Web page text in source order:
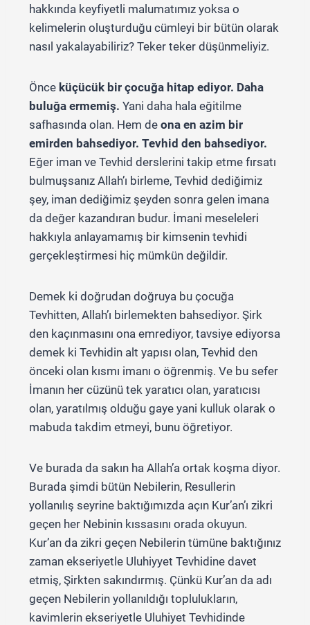
hakkında keyfiyetli malumatımız yoksa o
kelimelerin oluşturduğu cümleyi bir bütün olarak
nasıl yakalayabiliriz? Teker teker düşünmeliyiz.
Önce küçücük bir çocuğa hitap ediyor. Daha
buluğa ermemiş. Yani daha hala eğitilme
safhasında olan. Hem de ona en azim bir
emirden bahsediyor. Tevhid den bahsediyor.
Eğer iman ve Tevhid derslerini takip etme fırsatı
bulmuşsanız Allah’ı birleme, Tevhid dediğimiz
şey, iman dediğimiz şeyden sonra gelen imana
da değer kazandıran budur. İmani meseleleri
hakkıyla anlayamamış bir kimsenin tevhidi
gerçekleştirmesi hiç mümkün değildir.
Demek ki doğrudan doğruya bu çocuğa
Tevhitten, Allah’ı birlemekten bahsediyor. Şirk
den kaçınmasını ona emrediyor, tavsiye ediyorsa
demek ki Tevhidin alt yapısı olan, Tevhid den
önceki olan kısmı imanı o öğrenmiş. Ve bu sefer
İmanın her cüzünü tek yaratıcı olan, yaratıcısı
olan, yaratılmış olduğu gaye yani kulluk olarak o
mabuda takdim etmeyi, bunu öğretiyor.
Ve burada da sakın ha Allah’a ortak koşma diyor.
Burada şimdi bütün Nebilerin, Resullerin
yollanılış seyrine baktığımızda açın Kur’an’ı zikri
geçen her Nebinin kıssasını orada okuyun.
Kur’an da zikri geçen Nebilerin tümüne baktığınız
zaman ekseriyetle Uluhiyyet Tevhidine davet
etmiş, Şirkten sakındırmış. Çünkü Kur’an da adı
geçen Nebilerin yollanıldığı toplulukların,
kavimlerin ekseriyetle Uluhiyet Tevhidinde